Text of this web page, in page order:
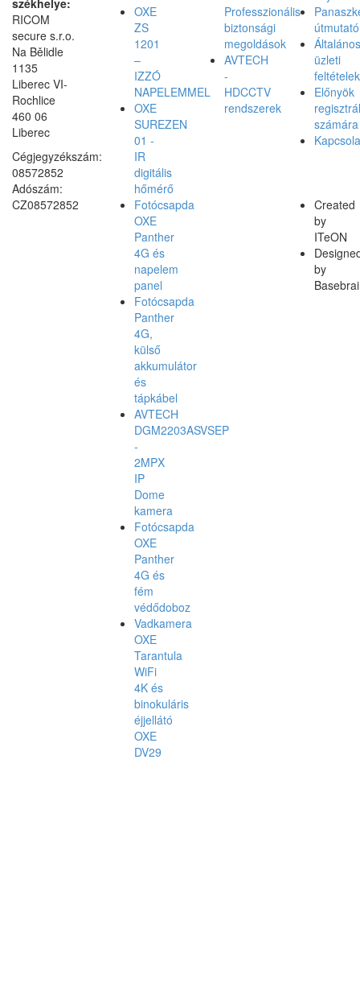
székhelye:
RICOM
secure s.r.o.
Na Bělidle
1135
Liberec VI-
Rochlice
460 06
Liberec
Cégjegyzékszám:
08572852
Adószám:
CZ08572852
OXE
ZS
1201
–
IZZÓ
NAPELEMMEL
OXE
SUREZEN
01 -
IR
digitális
hőmérő
Fotócsapda
OXE
Panther
4G és
napelem
panel
Fotócsapda
Panther
4G,
külső
akkumulátor
és
tápkábel
AVTECH
DGM2203ASVSEP
-
2MPX
IP
Dome
kamera
Fotócsapda
OXE
Panther
4G és
fém
védődoboz
Vadkamera
OXE
Tarantula
WiFi
4K és
binokuláris
éjjellátó
OXE
DV29
Professzionális
biztonsági
megoldások
AVTECH
-
HDCCTV
rendszerek
útmutató
Általános
üzleti
feltételek
Előnyök
számára
Created
by
ITeON
by